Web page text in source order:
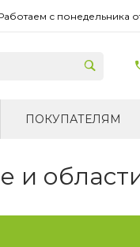
с понедельника
ПОКУПАТЕЛЯМ
и